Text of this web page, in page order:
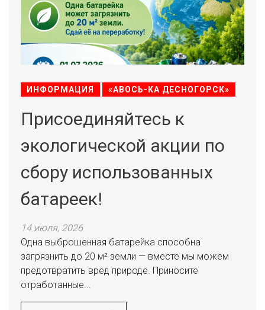
ИНФОРМАЦИЯ «АВОСЬ-КА ДЕСНОГОРСК»
Присоединяйтесь к
экологической акции по
сбору использованных
батареек!
14 июля, 2026
Одна выброшенная батарейка способна
загрязнить до 20 м² земли — вместе мы можем
предотвратить вред природе. Приносите
отработанные...